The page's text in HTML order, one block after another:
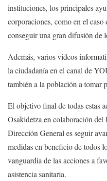
instituciones, los principales
corporaciones, como en el
conseguir una gran difusión de
Además, varios videos
la ciudadanía en el canal de
también a la población a tomar
El objetivo final de todas estas
Osakidetza en colaboración
Dirección General es seguir
medidas en beneficio de todos
vanguardia de las acciones a
asistencia sanitaria.